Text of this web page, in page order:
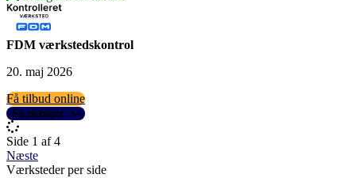
FDM værkstedskontrol
20. maj 2026
Få tilbud online
Se detaljer
Side 1 af 4
Næste
Værksteder per side